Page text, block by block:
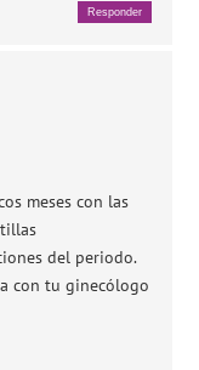
Responder
meses con las
del periodo.
con tu ginecólogo